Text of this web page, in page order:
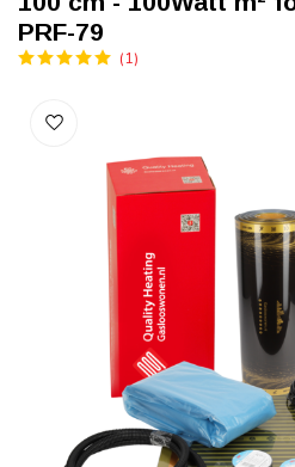
PRF-79
(1)